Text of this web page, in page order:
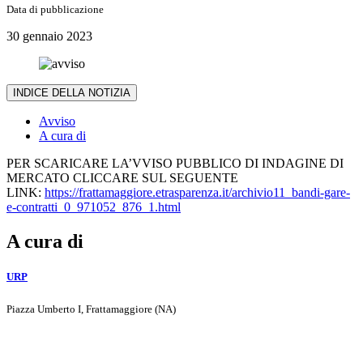
Data di pubblicazione
30 gennaio 2023
INDICE DELLA NOTIZIA
Avviso
A cura di
PER SCARICARE LA’VVISO PUBBLICO DI INDAGINE DI
MERCATO CLICCARE SUL SEGUENTE
LINK: https://frattamaggiore.etrasparenza.it/archivio11_bandi-gare-
e-contratti_0_971052_876_1.html
A cura di
URP
Piazza Umberto I, Frattamaggiore (NA)